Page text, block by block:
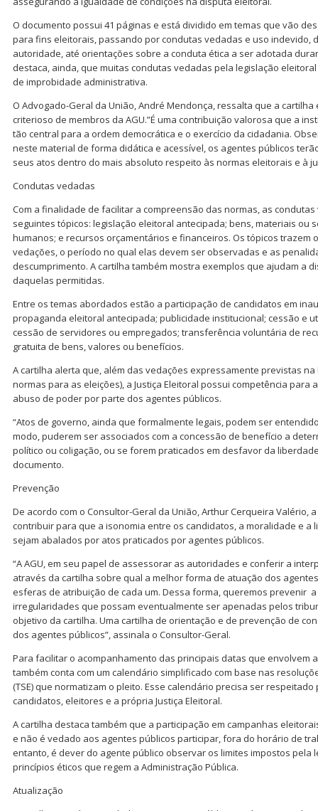
O documento possui 41 páginas e está dividido em temas que vão
para fins eleitorais, passando por condutas vedadas e uso indevido,
autoridade, até orientações sobre a conduta ética a ser adotada
destaca, ainda, que muitas condutas vedadas pela legislação
de improbidade administrativa.
O Advogado-Geral da União, André Mendonça, ressalta que a
criterioso de membros da AGU.”É uma contribuição valorosa que a
tão central para a ordem democrática e o exercício da cidadania.
neste material de forma didática e acessível, os agentes públicos
seus atos dentro do mais absoluto respeito às normas eleitorais e à
Condutas vedadas
Com a finalidade de facilitar a compreensão das normas, as
seguintes tópicos: legislação eleitoral antecipada; bens, materiais ou
humanos; e recursos orçamentários e financeiros. Os tópicos trazem
vedações, o período no qual elas devem ser observadas e as
descumprimento. A cartilha também mostra exemplos que ajudam a
daquelas permitidas.
Entre os temas abordados estão a participação de candidatos em
propaganda eleitoral antecipada; publicidade institucional; cessão e
cessão de servidores ou empregados; transferência voluntária de
gratuita de bens, valores ou benefícios.
A cartilha alerta que, além das vedações expressamente previstas na
normas para as eleições), a Justiça Eleitoral possui competência para
abuso de poder por parte dos agentes públicos.
“Atos de governo, ainda que formalmente legais, podem ser
modo, puderem ser associados com a concessão de benefício a
político ou coligação, ou se forem praticados em desfavor da
documento.
Prevenção
De acordo com o Consultor-Geral da União, Arthur Cerqueira Valério,
contribuir para que a isonomia entre os candidatos, a moralidade e a
sejam abalados por atos praticados por agentes públicos.
“A AGU, em seu papel de assessorar as autoridades e conferir a
através da cartilha sobre qual a melhor forma de atuação dos
esferas de atribuição de cada um. Dessa forma, queremos prevenir
irregularidades que possam eventualmente ser apenadas pelos
objetivo da cartilha. Uma cartilha de orientação e de prevenção de
dos agentes públicos”, assinala o Consultor-Geral.
Para facilitar o acompanhamento das principais datas que envolvem
também conta com um calendário simplificado com base nas
(TSE) que normatizam o pleito. Esse calendário precisa ser
candidatos, eleitores e a própria Justiça Eleitoral.
A cartilha destaca também que a participação em campanhas
e não é vedado aos agentes públicos participar, fora do horário de
entanto, é dever do agente público observar os limites impostos pela
princípios éticos que regem a Administração Pública.
Atualização